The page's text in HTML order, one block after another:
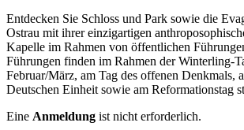
Entdecken Sie Schloss und Park sowie die
Ostrau mit ihrer einzigartigen
Kapelle im Rahmen von öffentlichen
Führungen finden im Rahmen der Winterling-
Februar/März, am Tag des offenen Denkmals,
Deutschen Einheit sowie am Reformationstag
Eine Anmeldung ist nicht erforderlich.